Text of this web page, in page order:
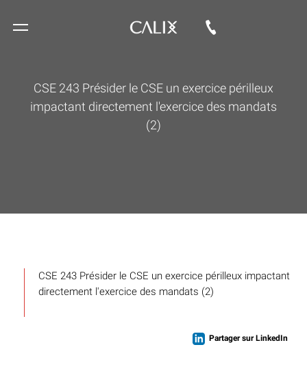
CSE 243 Présider le CSE un exercice périlleux
impactant directement l'exercice des mandats
(2)
CSE 243 Présider le CSE un exercice périlleux impactant
directement l'exercice des mandats (2)
Partager sur LinkedIn